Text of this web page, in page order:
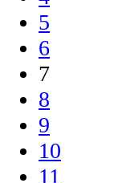
5
6
7
8
9
10
11